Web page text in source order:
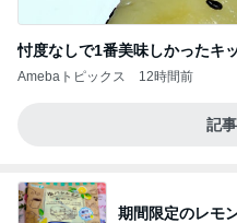
忖度なしで1番美味しかったキ
Amebaトピックス 12時間前
記
期間限定のレモ